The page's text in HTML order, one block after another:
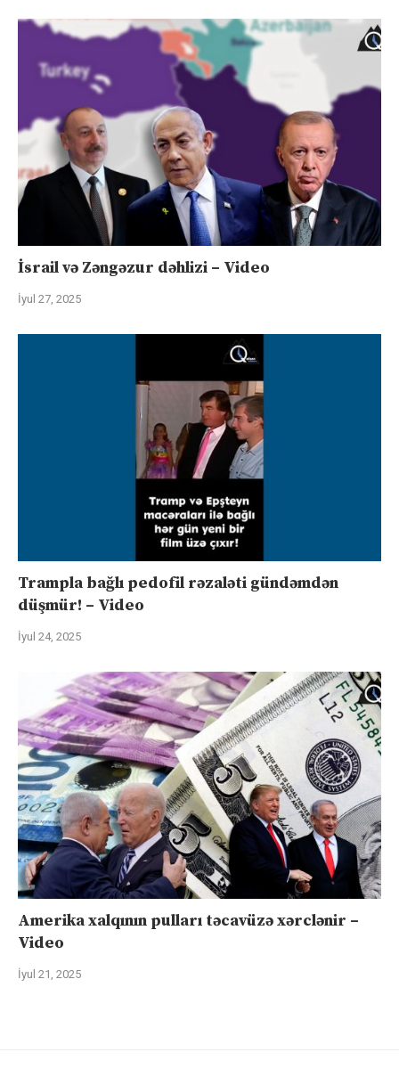
İsrail və Zəngəzur dəhlizi – Video
İyul 27, 2025
Trampla bağlı pedofil rəzaləti gündəmdən
düşmür! – Video
İyul 24, 2025
Amerika xalqının pulları təcavüzə xərclənir –
Video
İyul 21, 2025